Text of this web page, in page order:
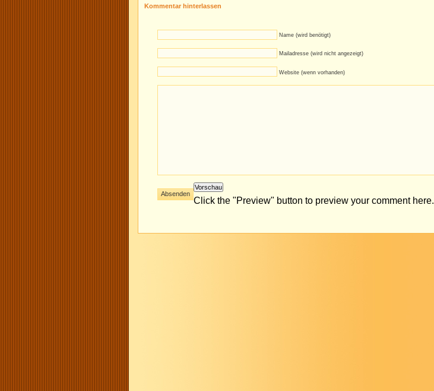
Kommentar hinterlassen
Name (wird benötigt)
Mailadresse (wird nicht angezeigt)
Website (wenn vorhanden)
Click the "Preview" button to preview your comment here.